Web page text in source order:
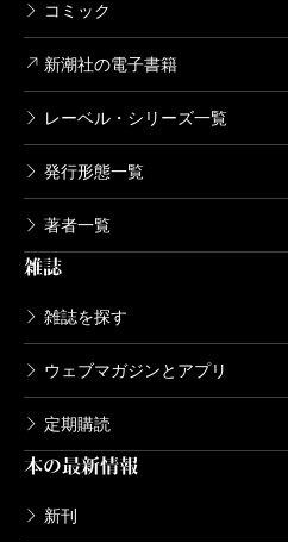
コミック
新潮社の電子書籍
レーベル・シリーズ一覧
発行形態一覧
著者一覧
雑誌
雑誌を探す
ウェブマガジンとアプリ
定期購読
本の最新情報
新刊